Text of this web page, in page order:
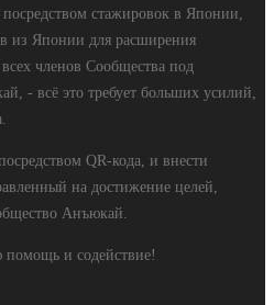
стажировок в Японии,
из Японии для расширения
членов Сообщества под
- всё это требует больших усилий,
QR-кода, и внести
на достижение целей,
Анъюкай.
и содействие!